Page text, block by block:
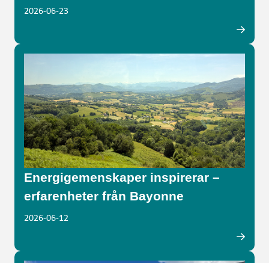
2026-06-23
Energigemenskaper inspirerar –
erfarenheter från Bayonne
2026-06-12